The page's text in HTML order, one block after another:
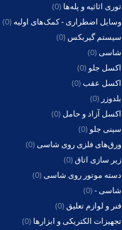
توری اثاثیه و پله‌ها (0)
وسایل اضطراری - کمک‌های اولیه (0)
سیستم گیربکس (0)
شاسی(0)
اکسل جلو (0)
اکسل عقب(0)
بلدوزر (0)
اکسل آزاد و حامل (0)
سینی جلو (0)
ورق‌های فلزی روی شاسی(0)
زیر سازی اتاق(0)
دسته موتور روی شاسی(0)
شاسی -(0)
فنر و لوازم تعلیق(0)
تجهیزات الکتریکی و ابزارها (0)